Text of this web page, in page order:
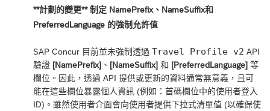
**計劃的變更** 制定 NamePrefix、NameSuffix和
PreferredLanguage 的強制允許值
SAP Concur 目前並未強制透過 Travel Profile v2 API
驗證 [NamePrefix] 、 [NameSuffix] 和 [PreferredLanguage] 等
欄位。因此，透過 API 提供或更新的資料通常無意義，且可
能在這些欄位暴露個人資訊 (例如：首碼欄位中的使用者登入
ID)。雖然使用者介面會向使用者提供下拉式清單值 (以確保使